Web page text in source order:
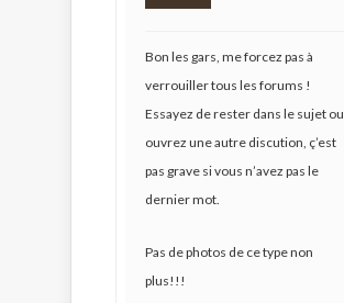
Bon les gars, me forcez pas à
verrouiller tous les forums !
Essayez de rester dans le sujet ou
ouvrez une autre discution, ç’est
pas grave si vous n’avez pas le
dernier mot.
Pas de photos de ce type non
plus!!!